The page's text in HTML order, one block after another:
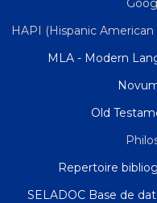
HAPI (Hispanic American
MLA - Modern
Old
Repertoire
SELADOC Base de